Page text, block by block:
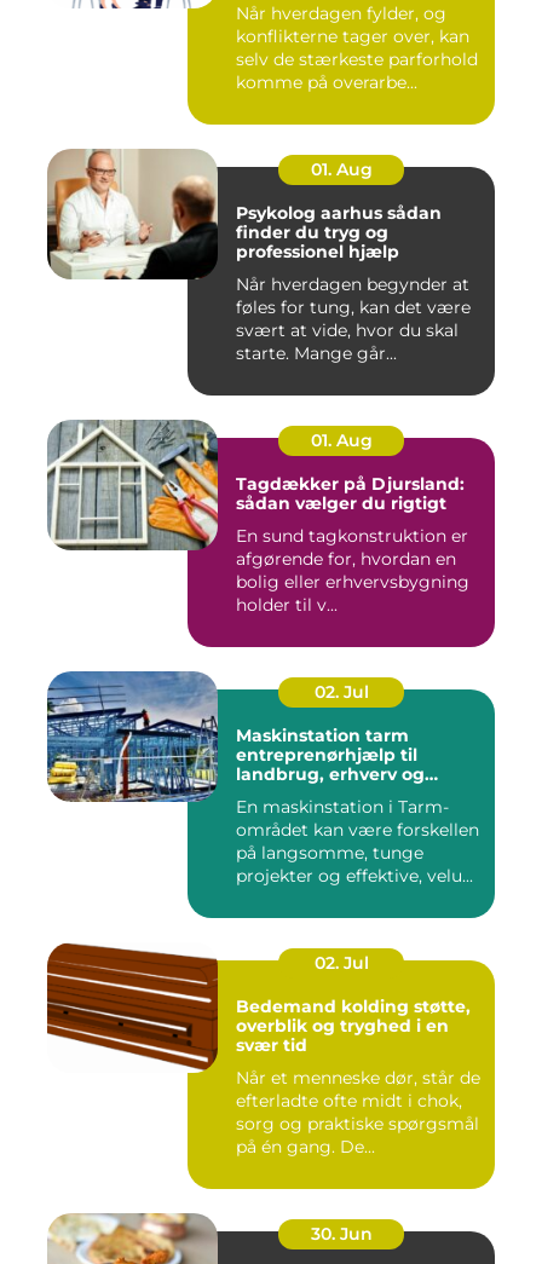
Når hverdagen fylder, og
konflikterne tager over, kan
selv de stærkeste parforhold
komme på overarbe...
01. Aug
Psykolog aarhus sådan
finder du tryg og
professionel hjælp
Når hverdagen begynder at
føles for tung, kan det være
svært at vide, hvor du skal
starte. Mange går...
01. Aug
Tagdækker på Djursland:
sådan vælger du rigtigt
En sund tagkonstruktion er
afgørende for, hvordan en
bolig eller erhvervsbygning
holder til v...
02. Jul
Maskinstation tarm
entreprenørhjælp til
landbrug, erhverv og
En maskinstation i Tarm-
området kan være forskellen
på langsomme, tunge
projekter og effektive, velu...
02. Jul
Bedemand kolding støtte,
overblik og tryghed i en
svær tid
Når et menneske dør, står de
efterladte ofte midt i chok,
sorg og praktiske spørgsmål
på én gang. De...
30. Jun